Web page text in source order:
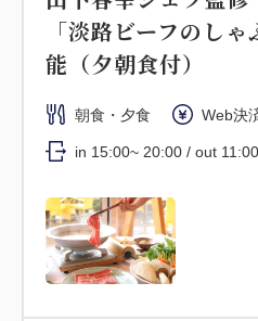
「淡路ビーフのし
能（夕朝食付）
朝食・夕食 Web決
in 15:00~ 20:00 / out